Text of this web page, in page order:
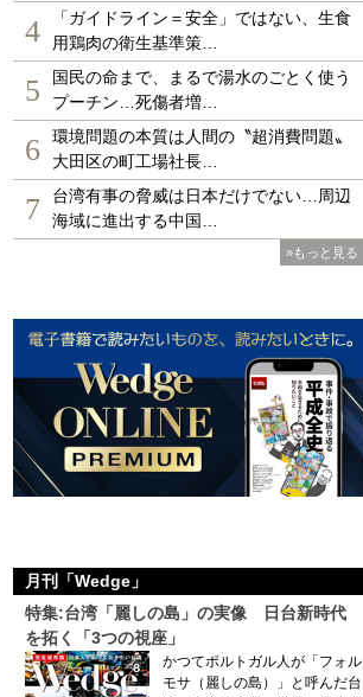
4
「ガイドライン＝安全」ではない、生食
用鶏肉の衛生基準策…
5
国民の命まで、まるで湯水のごとく使う
プーチン…死傷者増…
6
環境問題の本質は人間の〝超消費問題〟
大田区の町工場社長…
7
台湾有事の脅威は日本だけでない…周辺
海域に進出する中国…
»もっと見る
月刊「Wedge」
特集:台湾「麗しの島」の実像 日台新時代
を拓く「3つの視座」
かつてポルトガル人が「フォル
モサ（麗しの島）」と呼んだ台